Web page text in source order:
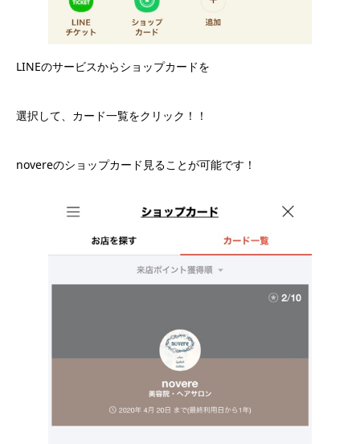
LINEのサービスからショップカードを
選択して、カード一覧をクリック！！
novereのショップカード見ることが可能です！